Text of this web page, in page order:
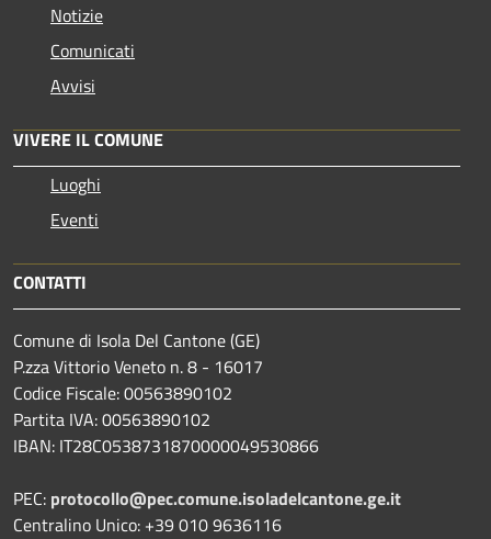
Notizie
Comunicati
Avvisi
VIVERE IL COMUNE
Luoghi
Eventi
CONTATTI
Comune di Isola Del Cantone (GE)
P.zza Vittorio Veneto n. 8 - 16017
Codice Fiscale: 00563890102
Partita IVA: 00563890102
IBAN: IT28C0538731870000049530866
PEC: protocollo@pec.comune.isoladelcantone.ge.it
Centralino Unico: +39 010 9636116